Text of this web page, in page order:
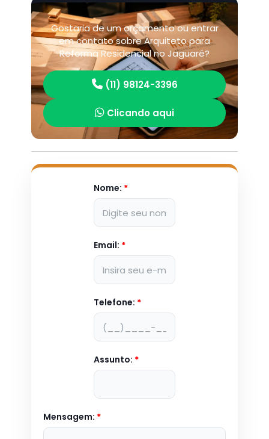
Gostaria de um orçamento ou entrar
em contato sobre Arquiteto para
Reforma Residencial no Jaguaré?
(11) 98124-3396
Clicando aqui
Nome: *
Email: *
Telefone: *
Assunto: *
Mensagem: *